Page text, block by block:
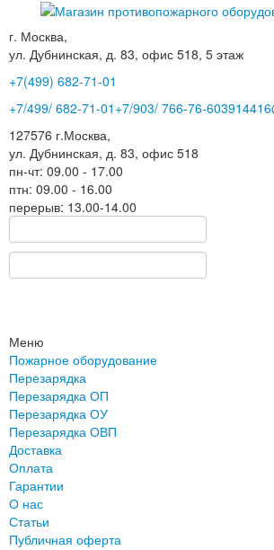
г. Москва,
ул. Дубнинская, д. 83, офис 518, 5 этаж
+7(499) 682-71-01
+7/499/ 682-71-01 +7/903/ 766-76-60
127576 г.Москва,
ул. Дубнинская, д. 83, офис 518
пн-чт: 09.00 - 17.00
птн: 09.00 - 16.00
перерыв: 13.00-14.00
Меню
Пожарное оборудование
Перезарядка
Перезарядка ОП
Перезарядка ОУ
Перезарядка ОВП
Доставка
Оплата
Гарантии
О нас
Статьи
Публичная оферта